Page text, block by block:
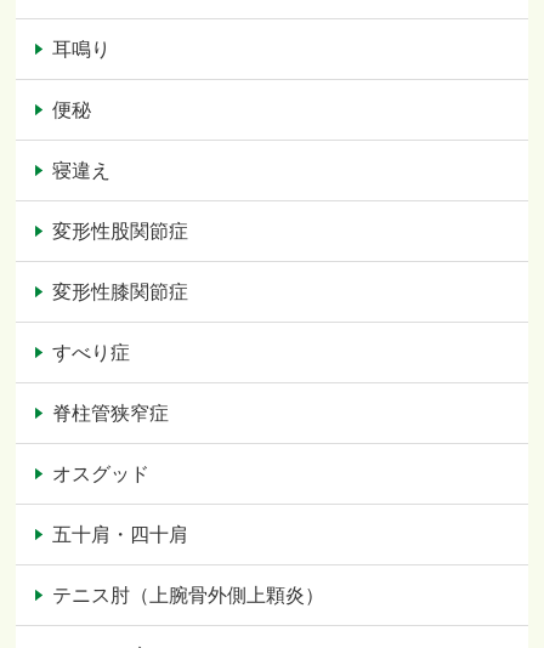
耳鳴り
便秘
寝違え
変形性股関節症
変形性膝関節症
すべり症
脊柱管狭窄症
オスグッド
五十肩・四十肩
テニス肘（上腕骨外側上顆炎）